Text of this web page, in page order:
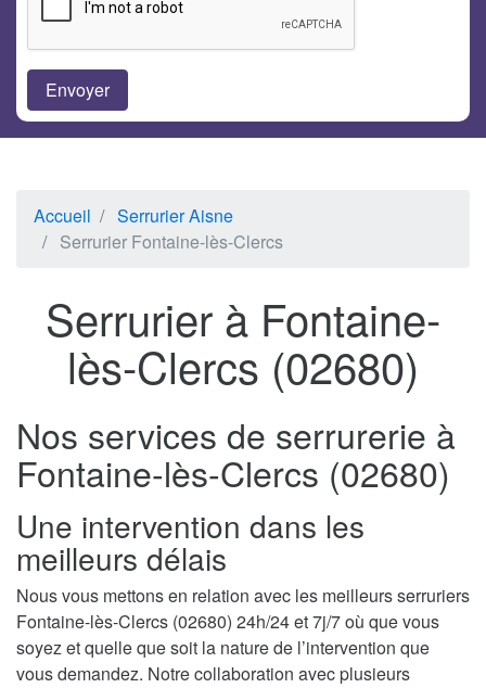
Accueil
Serrurier Aisne
Serrurier Fontaine-lès-Clercs
Serrurier à Fontaine-
lès-Clercs (02680)
Nos services de serrurerie à
Fontaine-lès-Clercs (02680)
Une intervention dans les
meilleurs délais
Nous vous mettons en relation avec les meilleurs serruriers
Fontaine-lès-Clercs (02680) 24h/24 et 7j/7 où que vous
soyez et quelle que soit la nature de l’intervention que
vous demandez. Notre collaboration avec plusieurs